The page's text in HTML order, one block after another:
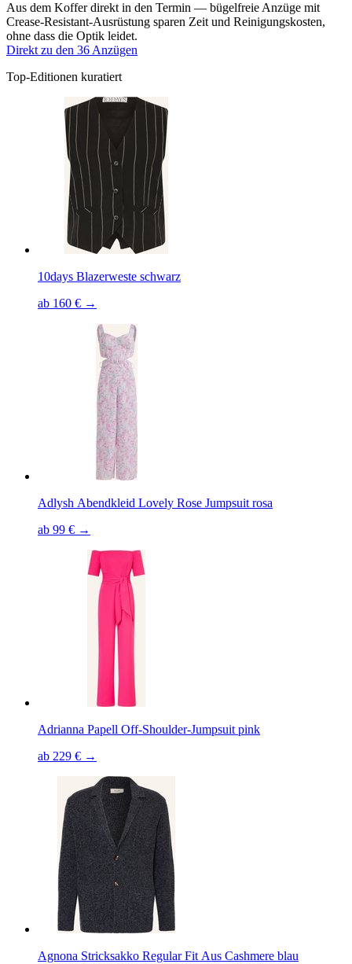
Aus dem Koffer direkt in den Termin — bügelfreie Anzüge mit
Crease-Resistant-Ausrüstung sparen Zeit und Reinigungskosten,
ohne dass die Optik leidet.
Direkt zu den 36 Anzügen
Top-Editionen kuratiert
10days Blazerweste schwarz
ab 160 € →
Adlysh Abendkleid Lovely Rose Jumpsuit rosa
ab 99 € →
Adrianna Papell Off-Shoulder-Jumpsuit pink
ab 229 € →
Agnona Stricksakko Regular Fit Aus Cashmere blau